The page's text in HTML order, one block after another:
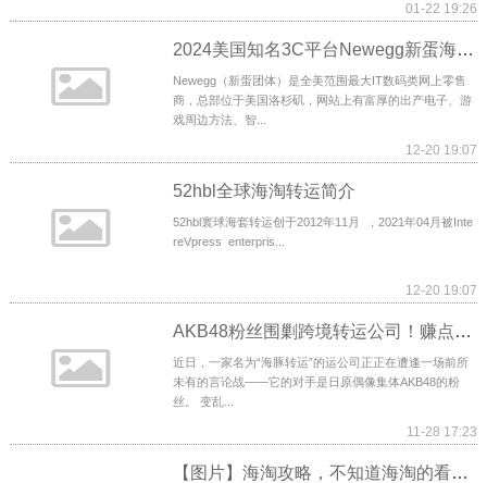
01-22 19:26
2024美国知名3C平台Newegg新蛋海淘攻略
Newegg（新蛋团体）是全美范围最大IT数码类网上零售
商，总部位于美国洛杉矶，网站上有富厚的出产电子、游
戏周边方法、智...
12-20 19:07
52hbl全球海淘转运简介
52hbl寰球海套转运创于2012年11月 ，2021年04月被Inte
reVpress enterpris...
12-20 19:07
AKB48粉丝围剿跨境转运公司！赚点“辛苦钱”的日淘咋就陷入舆论漩涡？
近日，一家名为“海豚转运”的运公司正正在遭逢一场前所
未有的言论战——它的对手是日原偶像集体AKB48的粉
丝。 变乱...
11-28 17:23
【图片】海淘攻略，不知道海淘的看过来【转运公司吧】